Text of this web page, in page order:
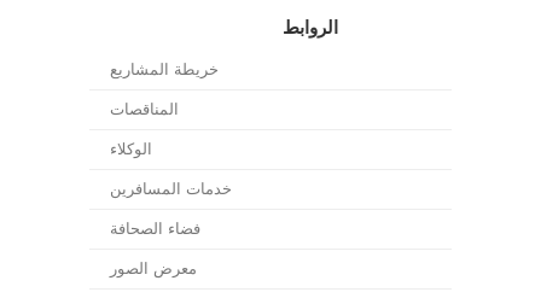
الروابط
خريطة المشاريع
المناقصات
الوكلاء
خدمات المسافرين
فضاء الصحافة
معرض الصور